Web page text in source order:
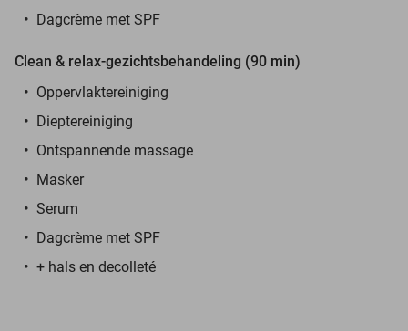
Dagcrème met SPF
Clean & relax-gezichtsbehandeling (90 min)
Oppervlaktereiniging
Dieptereiniging
Ontspannende massage
Masker
Serum
Dagcrème met SPF
+ hals en decolleté